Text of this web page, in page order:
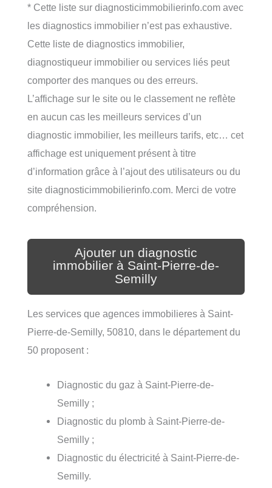
* Cette liste sur diagnosticimmobilierinfo.com avec
les diagnostics immobilier n’est pas exhaustive.
Cette liste de diagnostics immobilier,
diagnostiqueur immobilier ou services liés peut
comporter des manques ou des erreurs.
L’affichage sur le site ou le classement ne reflète
en aucun cas les meilleurs services d’un
diagnostic immobilier, les meilleurs tarifs, etc… cet
affichage est uniquement présent à titre
d’information grâce à l’ajout des utilisateurs ou du
site diagnosticimmobilierinfo.com. Merci de votre
compréhension.
Ajouter un diagnostic
immobilier à Saint-Pierre-de-
Semilly
Les services que agences immobilieres à Saint-
Pierre-de-Semilly, 50810, dans le département du
50 proposent :
Diagnostic du gaz à Saint-Pierre-de-
Semilly ;
Diagnostic du plomb à Saint-Pierre-de-
Semilly ;
Diagnostic du électricité à Saint-Pierre-de-
Semilly.